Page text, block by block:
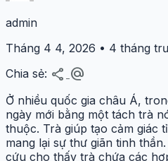
admin
Tháng 4 4, 2026 • 4 tháng
Chia sẻ: share alternate_email
Ở nhiều quốc gia châu Á,
ngày mới bằng một tách trà
thuộc. Trà giúp tạo cảm giác
mang lại sự thư giãn tinh
cứu cho thấy trà chứa các